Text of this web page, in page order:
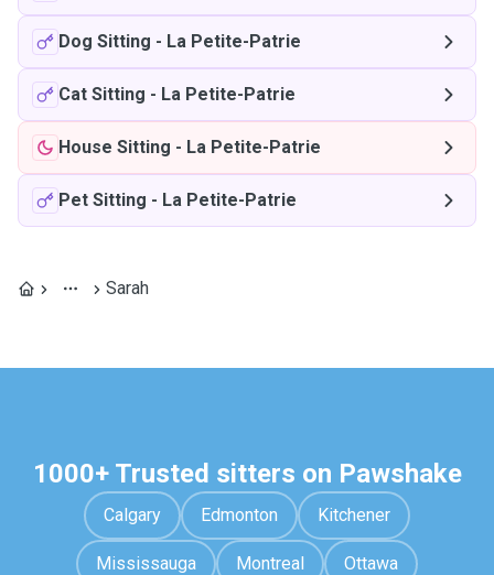
Dog Sitting - La Petite-Patrie
Cat Sitting - La Petite-Patrie
House Sitting - La Petite-Patrie
Pet Sitting - La Petite-Patrie
Sarah
1000+ Trusted sitters on Pawshake
Calgary Edmonton Kitchener
Mississauga Montreal Ottawa